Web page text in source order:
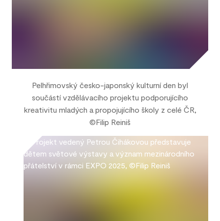
Pelhřimovský česko-japonský kulturní den byl
součástí vzdělávacího projektu podporujícího
kreativitu mladých a propojujícího školy z celé ČR,
©Filip Reiniš